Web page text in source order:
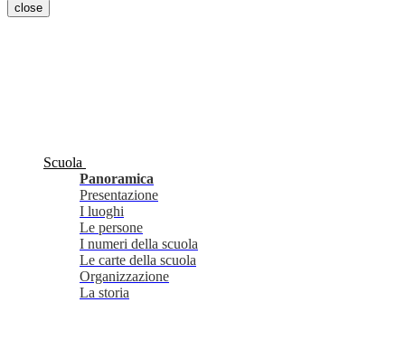
close
Scuola
Panoramica
Presentazione
I luoghi
Le persone
I numeri della scuola
Le carte della scuola
Organizzazione
La storia